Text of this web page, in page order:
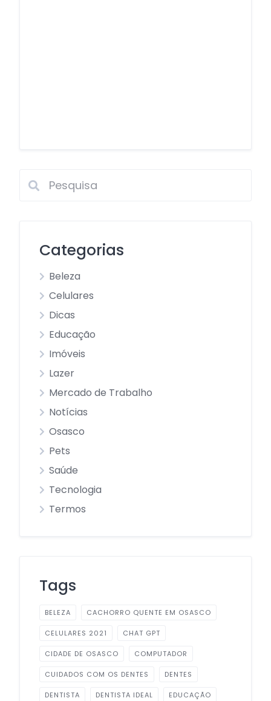
Categorias
Beleza
Celulares
Dicas
Educação
Imóveis
Lazer
Mercado de Trabalho
Notícias
Osasco
Pets
Saúde
Tecnologia
Termos
Tags
BELEZA CACHORRO QUENTE EM OSASCO
CELULARES 2021 CHAT GPT
CIDADE DE OSASCO COMPUTADOR
CUIDADOS COM OS DENTES DENTES
DENTISTA DENTISTA IDEAL EDUCAÇÃO